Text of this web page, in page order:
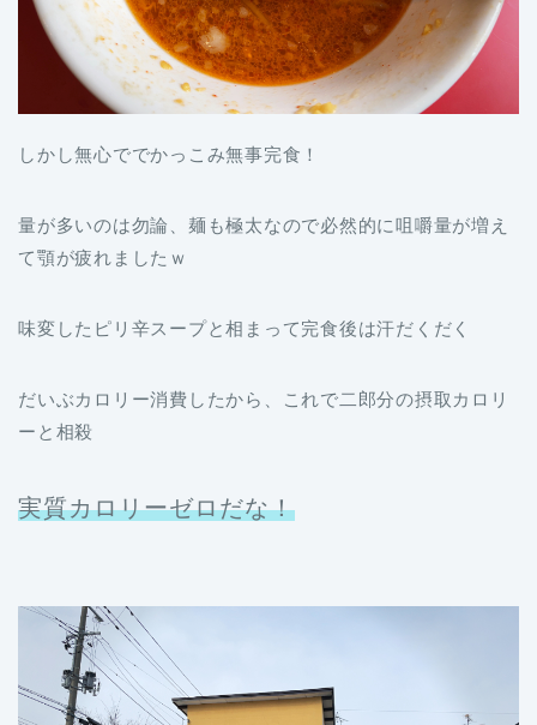
しかし無心ででかっこみ無事完食！
量が多いのは勿論、麺も極太なので必然的に咀嚼量が増え
て顎が疲れましたｗ
味変したピリ辛スープと相まって完食後は汗だくだく
だいぶカロリー消費したから、これで二郎分の摂取カロリ
ーと相殺
実質カロリーゼロだな！